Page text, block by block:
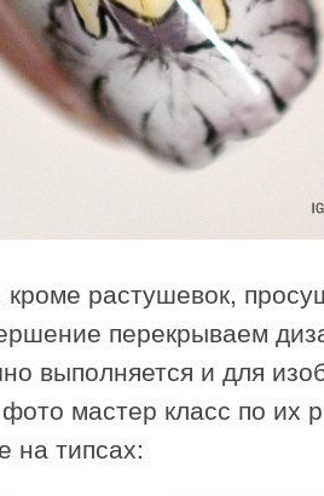
растушевок,
перекрываем
выполняется и для
мастер класс по их
на типсах: